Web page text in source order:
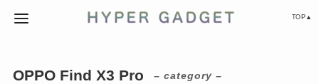
TOP▲
OPPO Find X3 Pro – category –